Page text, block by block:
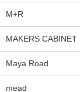
M+R
MAKERS CABINET
Maya Road
mead